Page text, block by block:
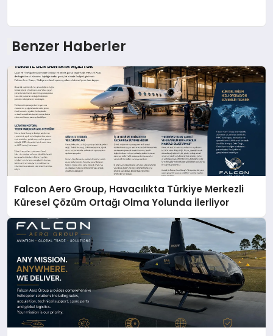
Benzer Haberler
Falcon Aero Group, Havacılıkta Türkiye Merkezli
Küresel Çözüm Ortağı Olma Yolunda İlerliyor